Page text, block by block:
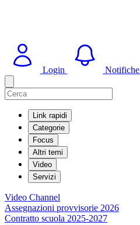
Login Notifiche
Link rapidi
Categorie
Focus
Altri temi
Video
Servizi
Video Channel
Assegnazioni provvisorie 2026
Contratto scuola 2025-2027